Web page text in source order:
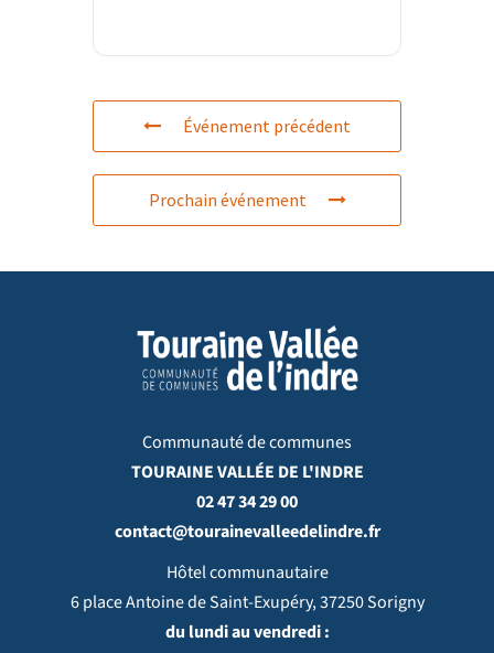
Événement précédent
Prochain événement
Communauté de communes
TOURAINE VALLÉE DE L'INDRE
02 47 34 29 00
contact@tourainevalleedelindre.fr
Hôtel communautaire
6 place Antoine de Saint-Exupéry, 37250 Sorigny
du lundi au vendredi :